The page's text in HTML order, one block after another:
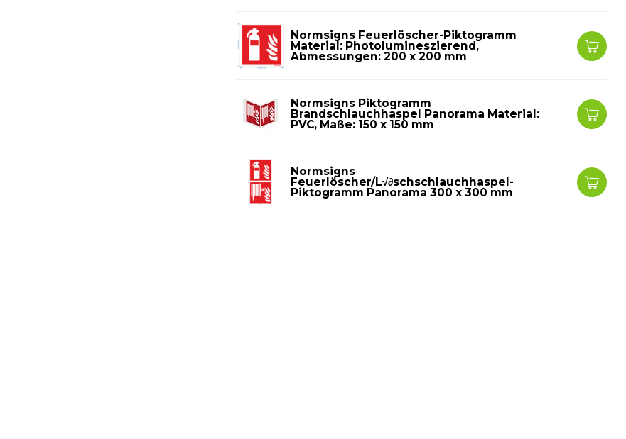
Normsigns Feuerlöscher-Piktogramm
Material: Photolumineszierend,
Abmessungen: 200 x 200 mm
Normsigns Piktogramm
Brandschlauchhaspel Panorama Material:
PVC, Maße: 150 x 150 mm
Normsigns
Feuerlöscher/L√∂schschlauchhaspel-
Piktogramm Panorama 300 x 300 mm